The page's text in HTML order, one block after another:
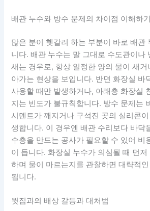
배관 누수와 방수 문제의 차이점 이해하기
많은 분이 헷갈려 하는 부분이 바로 배관
니다. 배관 누수는 말 그대로 수도관이나
새는 경우로, 항상 일정한 양의 물이 새
아가는 현상을 보입니다. 반면 화장실 바
사용할 때만 발생하거나, 아래층 화장실
지는 빈도가 불규칙합니다. 방수 문제는
시멘트가 깨지거나 구석진 곳의 실리콘
생합니다. 이 경우엔 배관 수리보다 바닥
수층을 만드는 공사가 필요할 수 있어 비
이 듭니다. 화장실 누수가 의심될 때 먼
하며 물이 마르는지를 관찰하면 대략적
됩니다.
윗집과의 배상 갈등과 대처법